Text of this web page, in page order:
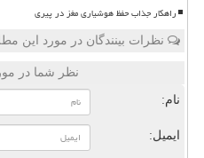
راهکار جذاب حفظ هوشیاری مغز در پیری
نظرات بینندگان در مورد این
نظر شما در
نام:
ایمیل: